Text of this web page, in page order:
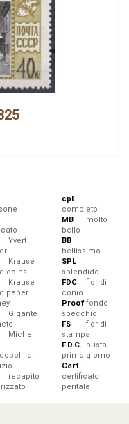
Yvert
Krause
coins
Krause
paper
Gigante
Michel
di
recapito
cpl.
completo
MB
molto
bello
BB
bellissimo
SPL
splendido
FDC
fior di
conio
Prooffondo
specchio
FS
fior di
stampa
F.D.C.
busta
primo giorno
Cert.
certificato
peritale